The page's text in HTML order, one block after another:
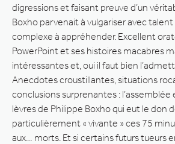
digressions et faisant preuve d’un
Boxho parvenait à vulgariser avec
complexe à appréhender. Excellent
PowerPoint et ses histoires macabres
intéressantes et, oui il faut bien
Anecdotes croustillantes, situations
conclusions surprenantes :
lèvres de Philippe Boxho qui eut le don
particulièrement « vivante » ces 75
aux… morts. Et si certains futurs tueurs